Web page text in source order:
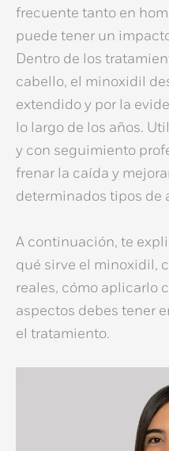
frecuente tanto en
puede tener un
Dentro de los
cabello, el minoxidil
extendido y por la
lo largo de los años.
y con seguimiento
frenar la caída y
determinados tipos de
A continuación, te
qué sirve el minoxidil,
reales, cómo aplicarlo
aspectos debes tener
el tratamiento.